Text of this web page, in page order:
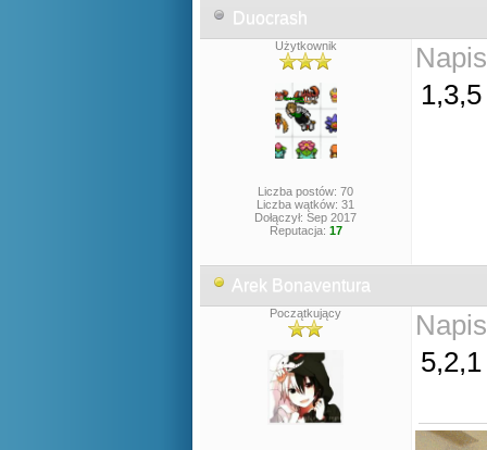
Duocrash
Użytkownik
Liczba postów: 70
Liczba wątków: 31
Dołączył: Sep 2017
Reputacja: 17
Arek Bonaventura
Początkujący